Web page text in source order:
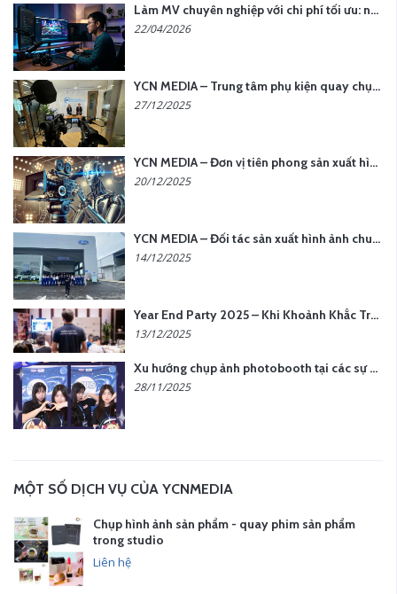
Làm MV chuyên nghiệp với chi phí tối ưu: nên chọn quay thực tế hay video AI?
22/04/2026
YCN MEDIA – Trung tâm phụ kiện quay chụp tại Hà Nội
27/12/2025
YCN MEDIA – Đơn vị tiên phong sản xuất hình ảnh & âm thanh bằng AI tại Hà Nội
20/12/2025
YCN MEDIA – Đối tác sản xuất hình ảnh chuyên nghiệp cho doanh nghiệp tại Hà Nội
14/12/2025
Year End Party 2025 – Khi Khoảnh Khắc Trở Thành Dấu Ấn | Gói Ưu Đãi Tháng 12 Từ YCN Media
13/12/2025
Xu hướng chụp ảnh photobooth tại các sự kiện hiện nay
28/11/2025
MỘT SỐ DỊCH VỤ CỦA YCNMEDIA
Chụp hình ảnh sản phẩm - quay phim sản phẩm
trong studio
Liên hệ